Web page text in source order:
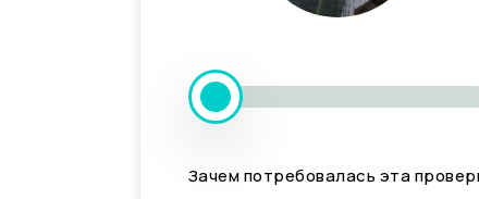
Зачем потребовалась эта